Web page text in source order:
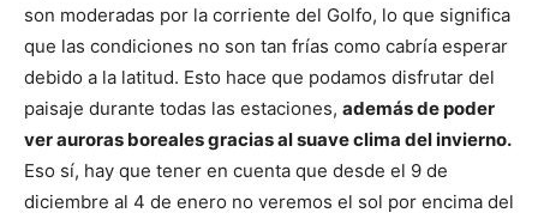
son moderadas por la corriente del Golfo, lo que significa
que las condiciones no son tan frías como cabría esperar
debido a la latitud. Esto hace que podamos disfrutar del
paisaje durante todas las estaciones, además de poder
ver auroras boreales gracias al suave clima del invierno.
Eso sí, hay que tener en cuenta que desde el 9 de
diciembre al 4 de enero no veremos el sol por encima del